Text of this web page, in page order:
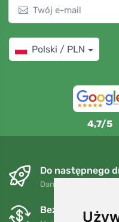
Polski / PLN
4,7/5
Do następnego
Darmowa wysyłka
Bezpłatne